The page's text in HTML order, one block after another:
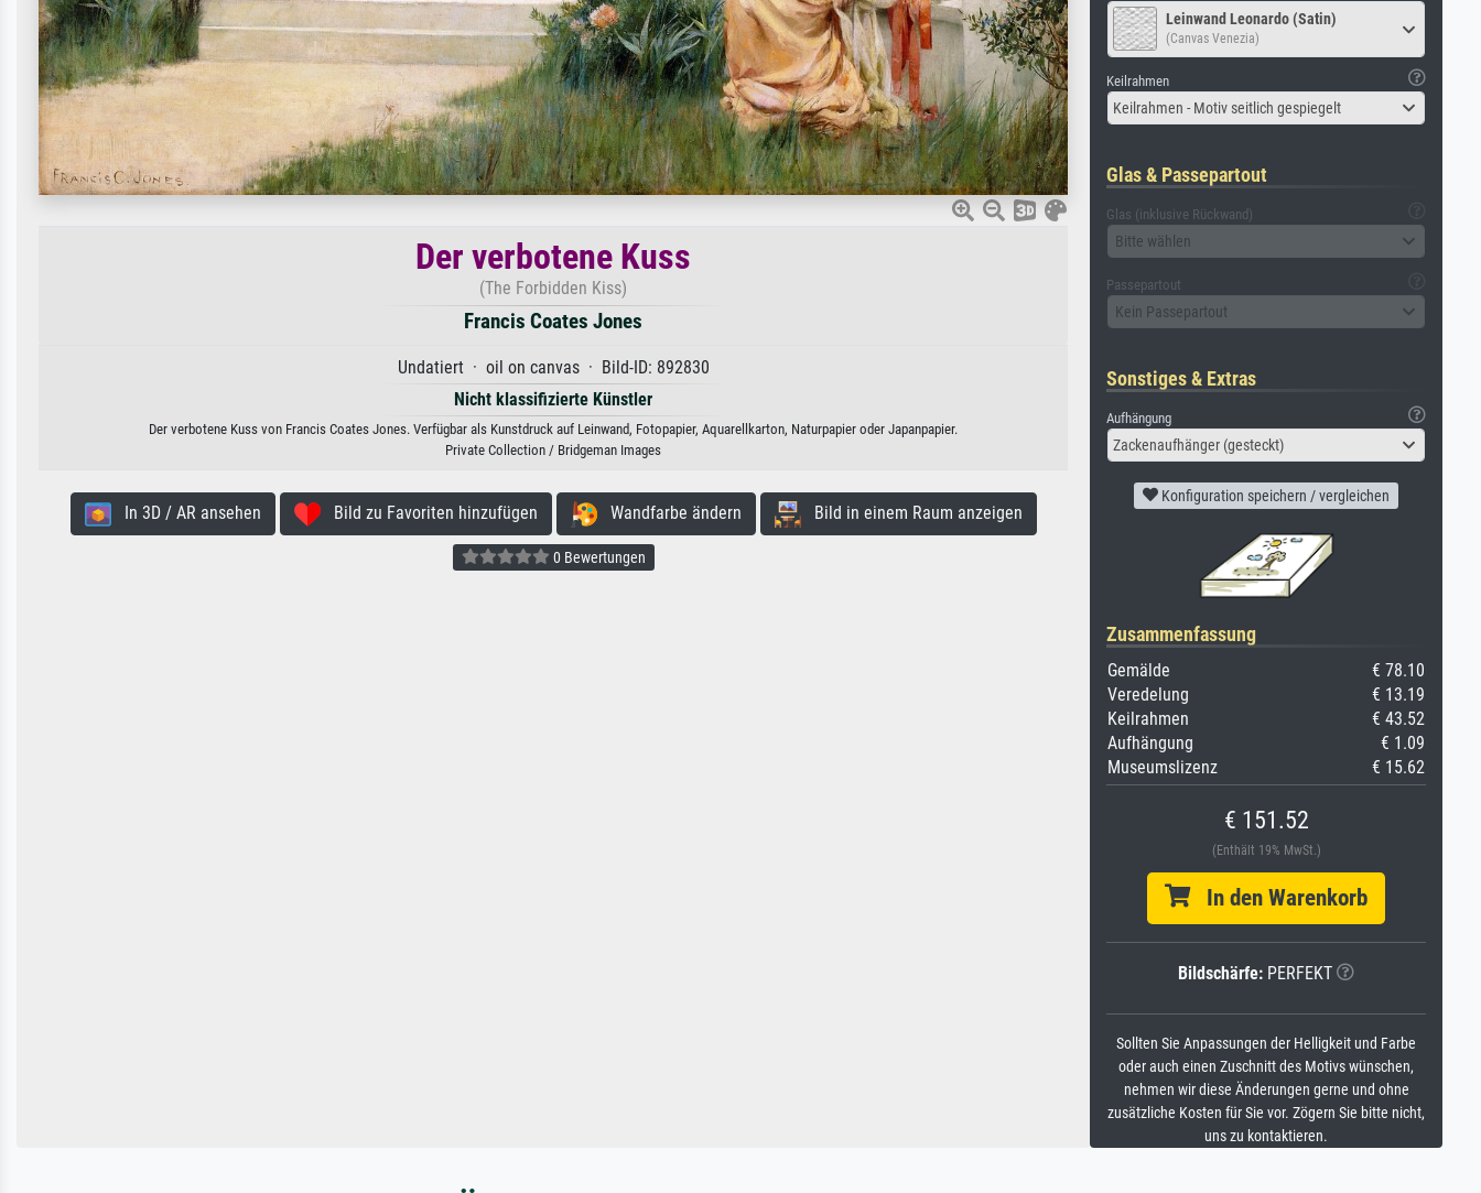
Der verbotene Kuss
(The Forbidden Kiss)
Francis Coates Jones
Undatiert · oil on canvas · Bild-ID: 892830
Nicht klassifizierte Künstler
Der verbotene Kuss von Francis Coates Jones. Verfügbar als Kunstdruck auf Leinwand, Fotopapier, Aquarellkarton, Naturpapier oder Japanpapier.
Private Collection / Bridgeman Images
In 3D / AR ansehen Bild zu Favoriten hinzufügen Wandfarbe ändern Bild in einem Raum anzeigen
0 Bewertungen
Leinwand Leonardo (Satin)
(Canvas Venezia)
Keilrahmen
Keilrahmen - Motiv seitlich gespiegelt
Glas & Passepartout
Glas (inklusive Rückwand)
Bitte wählen
Passepartout
Kein Passepartout
Sonstiges & Extras
Aufhängung
Zackenaufhänger (gesteckt)
Konfiguration speichern / vergleichen
Zusammenfassung
Gemälde
€ 78.10
Veredelung
€ 13.19
Keilrahmen
€ 43.52
Aufhängung
€ 1.09
Museumslizenz
€ 15.62
€ 151.52
(Enthält 19% MwSt.)
In den Warenkorb
Bildschärfe: PERFEKT
Sollten Sie Anpassungen der Helligkeit und Farbe
oder auch einen Zuschnitt des Motivs wünschen,
nehmen wir diese Änderungen gerne und ohne
zusätzliche Kosten für Sie vor. Zögern Sie bitte nicht,
uns zu kontaktieren.